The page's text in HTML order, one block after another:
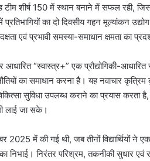
टीम शीर्ष 150 में स्थान बनाने में सफल रही,
का दो दिवसीय गहन मूल्यांकन उद्योग
एवं प्रभावी समस्या-समाधान क्षमता का
आधारित “स्वास्त्र+” एक प्रौद्योगिकी-
का समाधान करना है। यह नवाचार कृत्रिम
सुविधा उपलब्ध कराने का प्रयास
लाई जा सके।
2025 में की गई थी, जब तीनों विद्यार्थियों ने
निभाई। निरंतर परिश्रम, तकनीकी सुधार एवं